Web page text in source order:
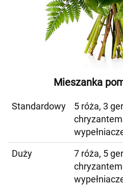
Mieszanka
Standardowy
5 róża, 3
Duży
7 róża, 5